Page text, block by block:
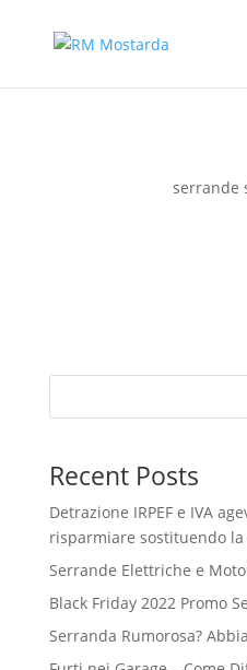
serrande
Recent Posts
Detrazione IRPEF e IVA
risparmiare sostituendo
Serrande Elettriche e
Black Friday 2022 Promo
Serranda Rumorosa?